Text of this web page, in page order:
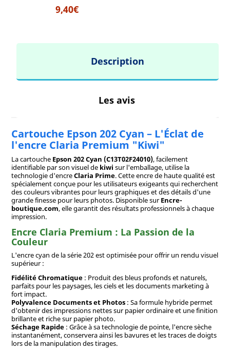
9,40€
Description
Les avis
Cartouche Epson 202 Cyan – L'Éclat de
l'encre Claria Premium "Kiwi"
La cartouche Epson 202 Cyan (C13T02F24010), facilement
identifiable par son visuel de kiwi sur l'emballage, utilise la
technologie d'encreClaria Prime. Cette encre de haute qualité est
spécialement conçue pour les utilisateurs exigeants qui recherchent
des couleurs vibrantes pour leurs graphiques et des détails d'une
grande finesse pour leurs photos. Disponible surEncre-
boutique.com, elle garantit des résultats professionnels à chaque
impression.
Encre Claria Premium : La Passion de la
Couleur
L'encre cyan de la série 202 est optimisée pour offrir un rendu visuel
supérieur :
Fidélité Chromatique: Produit des bleus profonds et naturels,
parfaits pour les paysages, les ciels et les documents marketing à
fort impact.
Polyvalence Documents et Photos: Sa formule hybride permet
d'obtenir des impressions nettes sur papier ordinaire et une finition
brillante et riche sur papier photo.
Séchage Rapide: Grâce à sa technologie de pointe, l'encre sèche
instantanément, conservera ainsi les bavures et les traces de doigts
lors de la manipulation des tirages.